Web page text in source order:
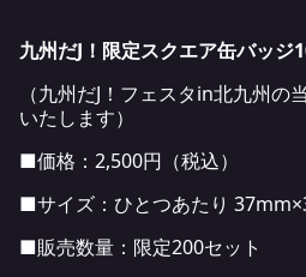
九州だJ！限定スクエア缶バッジ
（九州だJ！フェスタin北九州の
いたします）
■価格：2,500円（税込）
■サイズ：ひとつあたり
■販売数量：限定200セット